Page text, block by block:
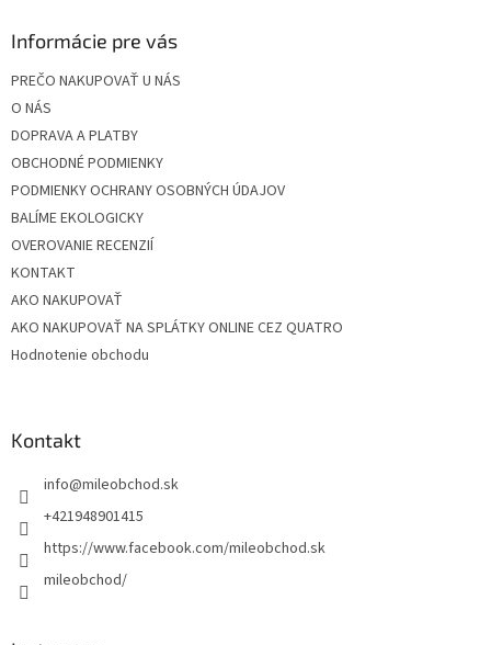
Informácie pre vás
PREČO NAKUPOVAŤ U NÁS
O NÁS
DOPRAVA A PLATBY
OBCHODNÉ PODMIENKY
PODMIENKY OCHRANY OSOBNÝCH ÚDAJOV
BALÍME EKOLOGICKY
OVEROVANIE RECENZIÍ
KONTAKT
AKO NAKUPOVAŤ
AKO NAKUPOVAŤ NA SPLÁTKY ONLINE CEZ QUATRO
Hodnotenie obchodu
Kontakt
info@mileobchod.sk
+421948901415
https://www.facebook.com/mileobchod.sk
mileobchod/